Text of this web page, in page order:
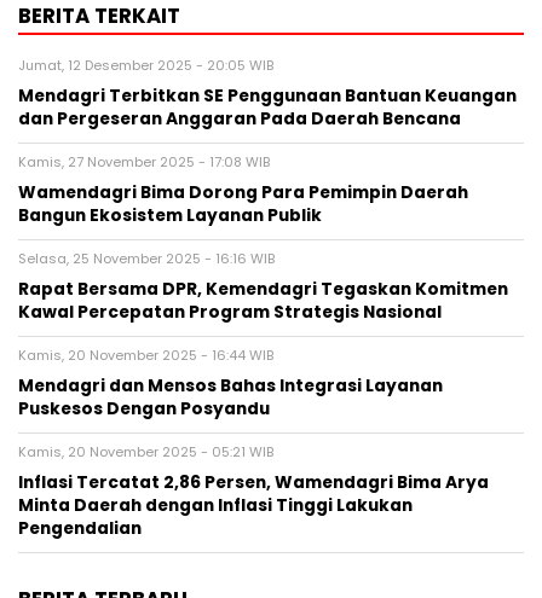
BERITA TERKAIT
Jumat, 12 Desember 2025 - 20:05 WIB
Mendagri Terbitkan SE Penggunaan Bantuan Keuangan
dan Pergeseran Anggaran Pada Daerah Bencana
Kamis, 27 November 2025 - 17:08 WIB
Wamendagri Bima Dorong Para Pemimpin Daerah
Bangun Ekosistem Layanan Publik
Selasa, 25 November 2025 - 16:16 WIB
Rapat Bersama DPR, Kemendagri Tegaskan Komitmen
Kawal Percepatan Program Strategis Nasional
Kamis, 20 November 2025 - 16:44 WIB
Mendagri dan Mensos Bahas Integrasi Layanan
Puskesos Dengan Posyandu
Kamis, 20 November 2025 - 05:21 WIB
Inflasi Tercatat 2,86 Persen, Wamendagri Bima Arya
Minta Daerah dengan Inflasi Tinggi Lakukan
Pengendalian